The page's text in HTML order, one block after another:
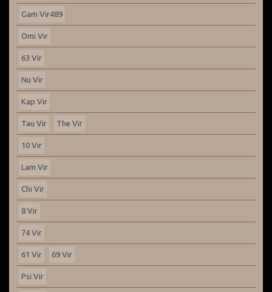
Gam Vir489
Omi Vir
63 Vir
Nu Vir
Kap Vir
Tau Vir The Vir
10 Vir
Lam Vir
Chi Vir
8 Vir
74 Vir
61 Vir 69 Vir
Psi Vir